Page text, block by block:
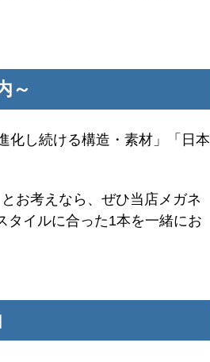
～
化し続ける構造・素材」「日本
お考えなら、ぜひ当店メガネ
タイルに合った1本を一緒にお